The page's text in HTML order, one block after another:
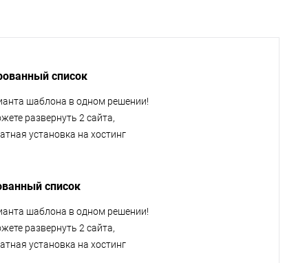
список
шаблона в одном решении!
развернуть 2 сайта,
установка на хостинг
список
шаблона в одном решении!
развернуть 2 сайта,
установка на хостинг